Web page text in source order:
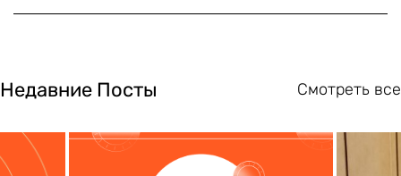
Недавние Посты Смотреть все